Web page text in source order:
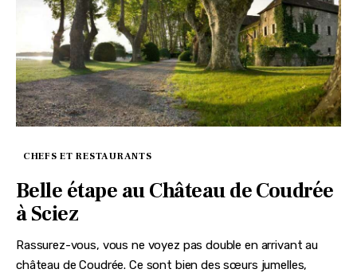
CHEFS ET RESTAURANTS
Belle étape au Château de Coudrée
à Sciez
Rassurez-vous, vous ne voyez pas double en arrivant au
château de Coudrée. Ce sont bien des sœurs jumelles,